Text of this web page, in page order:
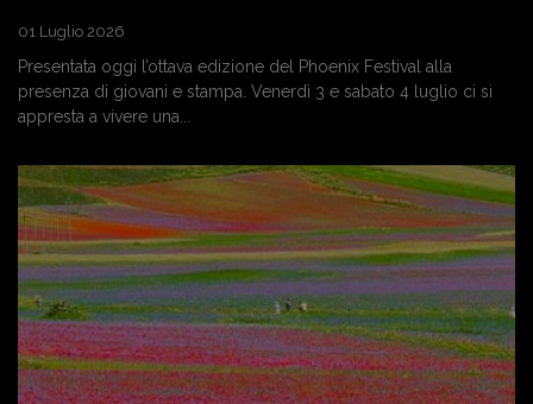
01 Luglio 2026
Presentata oggi l’ottava edizione del Phoenix Festival alla
presenza di giovani e stampa. Venerdì 3 e sabato 4 luglio ci si
appresta a vivere una...